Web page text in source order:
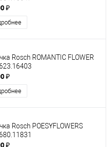
₽
Rosch ROMANTIC FLOWER
₽
Rosch POESYFLOWERS
₽